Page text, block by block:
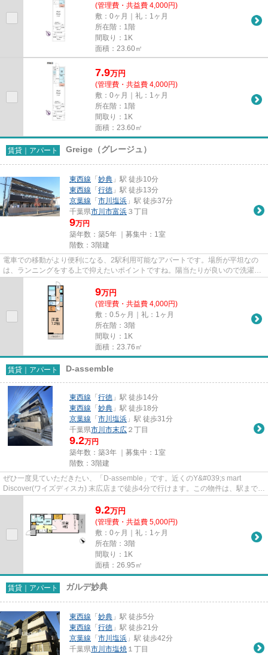
(管理費・共益費 4,000円)
敷：0ヶ月｜礼：1ヶ月
所在階：1階
間取り：1K
面積：23.60㎡
7.9万円
(管理費・共益費 4,000円)
敷：0ヶ月｜礼：1ヶ月
所在階：1階
間取り：1K
面積：23.60㎡
賃貸｜アパート Greige（グレージュ）
東西線 「 妙典 」駅 徒歩10分
東西線 「 行徳 」駅 徒歩13分
京葉線 「 市川塩浜 」駅 徒歩37分
千葉県市川市富浜 ３丁目
9万円
築年数：築5年 ｜募集中： 1室
階数：3階建
電車での移動がより便利になる、2駅利用可能なアパートです。場所が平坦なの
は、ランニングをする上で抑えたいポイントですね。陽当たりが良いので洗濯物
も乾きやすい物件です。2021年...
9万円
(管理費・共益費 4,000円)
敷：0.5ヶ月｜礼：1ヶ月
所在階：3階
間取り：1K
面積：23.76㎡
賃貸｜アパート D-assemble
東西線 「 行徳 」駅 徒歩14分
東西線 「 妙典 」駅 徒歩18分
京葉線 「 市川塩浜 」駅 徒歩31分
千葉県市川市末広 ２丁目
9.2万円
築年数：築3年 ｜募集中： 1室
階数：3階建
ぜひ一度見ていただきたい、「D-assemble」です。近くのY&#039;s mart
Discover(ワイズディスカ) 末広店まで徒歩4分で行けます。この物件は、駅まで徒
9.2万円
(管理費・共益費 5,000円)
敷：0ヶ月｜礼：1ヶ月
所在階：3階
間取り：1K
面積：26.95㎡
賃貸｜アパート ガルデ妙典
東西線 「 妙典 」駅 徒歩5分
東西線 「 行徳 」駅 徒歩21分
京葉線 「 市川塩浜 」駅 徒歩42分
千葉県市川市塩焼 １丁目